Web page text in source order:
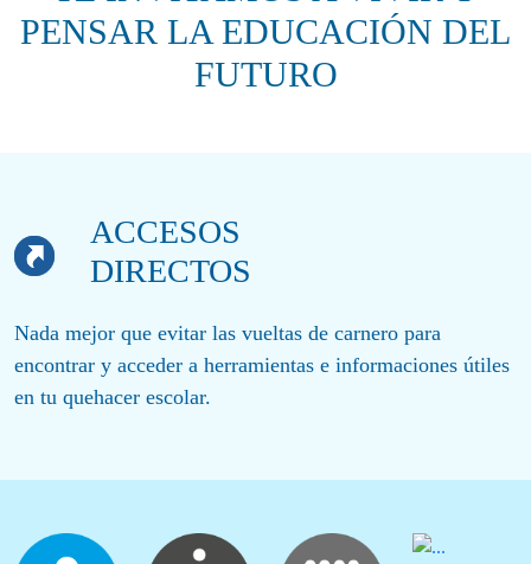
PENSAR LA EDUCACIÓN DEL
FUTURO
ACCESOS
DIRECTOS
Nada mejor que evitar las vueltas de carnero para
encontrar y acceder a herramientas e informaciones útiles
en tu quehacer escolar.